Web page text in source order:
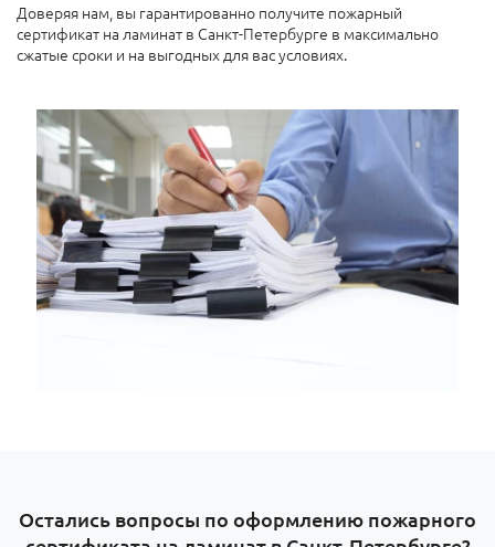
Доверяя нам, вы гарантированно получите пожарный
сертификат на ламинат в Санкт-Петербурге в максимально
сжатые сроки и на выгодных для вас условиях.
Остались вопросы по оформлению пожарного